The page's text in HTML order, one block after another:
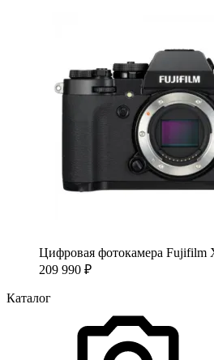
Цифровая фотокамера Fujifilm
209 990 ₽
Каталог